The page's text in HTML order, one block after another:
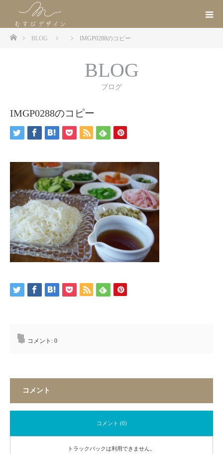
ホームBLOG IMGP0288のコピー
BLOG
ブログ
IMGP0288のコピー
コメント: 0
コメント
コメント (0)
トラックバックは利用できません。